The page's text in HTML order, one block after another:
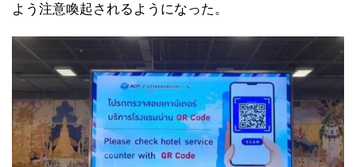
よう注意喚起されるようになった。